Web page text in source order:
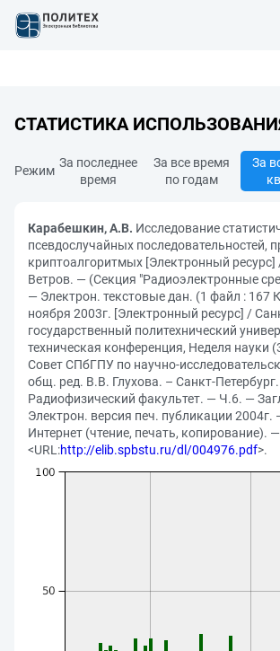
СТАТИСТИКА
Режим
За последнее
время
За все время
по годам
За
Карабешкин, А.В. Исследование
псевдослучайных последовательностей,
криптоалгоритмых [Электронный
Ветров. — (Секция "Радиоэлектронные
— Электрон. текстовые дан. (1 файл : 167
ноября 2003г. [Электронный ресурс] /
государственный политехнический
техническая конференция, Неделя науки
Совет СПбГПУ по научно-
общ. ред. В.В. Глухова. – Санкт-
Радиофизический факультет. — Ч.6. —
Электрон. версия печ. публикации
Интернет (чтение, печать, копирование).
<URL:http://elib.spbstu.ru/dl/004976.pdf>.